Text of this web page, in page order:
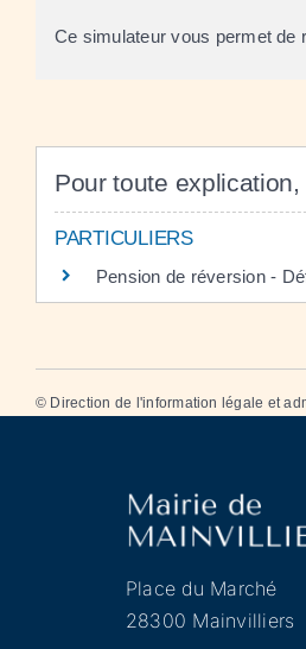
Ce simulateur vous permet de
Pour toute
PARTICULIERS
Pension de réversion -
© Direction de l'information légale et
Place du Marché
28300 Mainvilliers